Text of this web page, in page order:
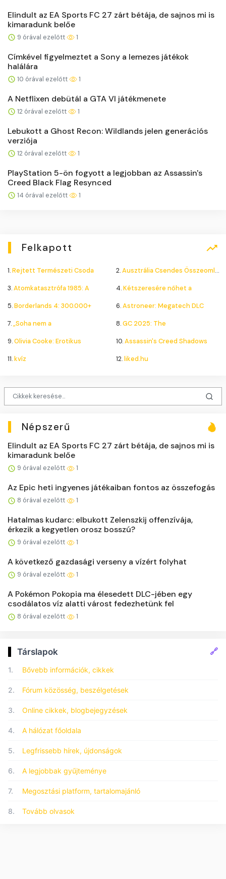
Elindult az EA Sports FC 27 zárt bétája, de sajnos mi is
kimaradunk belőe
9 órával ezelőtt 1
Címkével figyelmeztet a Sony a lemezes játékok
halálára
10 órával ezelőtt 1
A Netflixen debütál a GTA VI játékmenete
12 órával ezelőtt 1
Lebukott a Ghost Recon: Wildlands jelen generációs
verziója
12 órával ezelőtt 1
PlayStation 5-ön fogyott a legjobban az Assassin's
Creed Black Flag Resynced
14 órával ezelőtt 1
Felkapott
1.Rejtett Természeti Csoda 2.Ausztrália Csendes Összeomlása
3.Atomkatasztrófa 1985: A 4.Kétszeresére nőhet a
5.Borderlands 4: 300.000+ 6.Astroneer: Megatech DLC
7.„Soha nem a 8.GC 2025: The
9.Olivia Cooke: Erotikus 10.Assassin's Creed Shadows
11.kvíz 12.liked.hu
Népszerű
Elindult az EA Sports FC 27 zárt bétája, de sajnos mi is
kimaradunk belőe
9 órával ezelőtt 1
Az Epic heti ingyenes játékaiban fontos az összefogás
8 órával ezelőtt 1
Hatalmas kudarc: elbukott Zelenszkij offenzívája,
érkezik a kegyetlen orosz bosszú?
9 órával ezelőtt 1
A következő gazdasági verseny a vízért folyhat
9 órával ezelőtt 1
A Pokémon Pokopia ma élesedett DLC-jében egy
csodálatos víz alatti várost fedezhetünk fel
8 órával ezelőtt 1
Társlapok 🔗
1. Bővebb információk, cikkek
2. Fórum közösség, beszélgetések
3. Online cikkek, blogbejegyzések
4. A hálózat főoldala
5. Legfrissebb hírek, újdonságok
6. A legjobbak gyűjteménye
7. Megosztási platform, tartalomajánló
8. Tovább olvasok